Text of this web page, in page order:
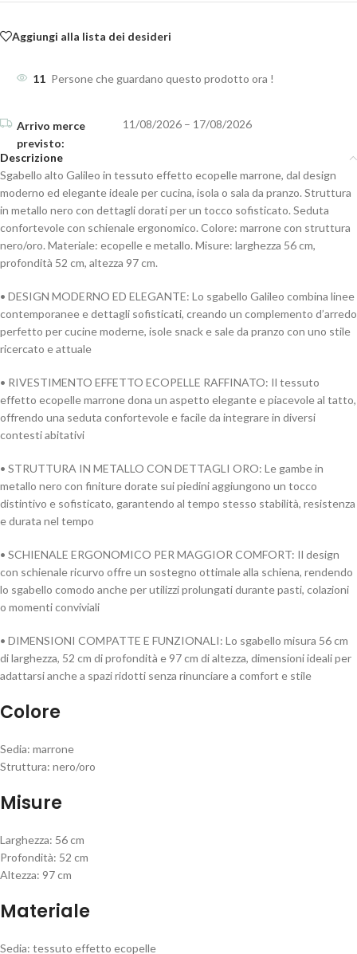
Aggiungi alla lista dei desideri
11 Persone che guardano questo prodotto ora !
11/08/2026 – 17/08/2026
Descrizione
Sgabello alto Galileo in tessuto effetto ecopelle marrone, dal design
moderno ed elegante ideale per cucina, isola o sala da pranzo. Struttura
in metallo nero con dettagli dorati per un tocco sofisticato. Seduta
confortevole con schienale ergonomico. Colore: marrone con struttura
nero/oro. Materiale: ecopelle e metallo. Misure: larghezza 56 cm,
profondità 52 cm, altezza 97 cm.
• DESIGN MODERNO ED ELEGANTE: Lo sgabello Galileo combina linee
contemporanee e dettagli sofisticati, creando un complemento d’arredo
perfetto per cucine moderne, isole snack e sale da pranzo con uno stile
ricercato e attuale
• RIVESTIMENTO EFFETTO ECOPELLE RAFFINATO: Il tessuto
effetto ecopelle marrone dona un aspetto elegante e piacevole al tatto,
offrendo una seduta confortevole e facile da integrare in diversi
contesti abitativi
• STRUTTURA IN METALLO CON DETTAGLI ORO: Le gambe in
metallo nero con finiture dorate sui piedini aggiungono un tocco
distintivo e sofisticato, garantendo al tempo stesso stabilità, resistenza
e durata nel tempo
• SCHIENALE ERGONOMICO PER MAGGIOR COMFORT: Il design
con schienale ricurvo offre un sostegno ottimale alla schiena, rendendo
lo sgabello comodo anche per utilizzi prolungati durante pasti, colazioni
o momenti conviviali
• DIMENSIONI COMPATTE E FUNZIONALI: Lo sgabello misura 56 cm
di larghezza, 52 cm di profondità e 97 cm di altezza, dimensioni ideali per
adattarsi anche a spazi ridotti senza rinunciare a comfort e stile
Colore
Sedia: marrone
Struttura: nero/oro
Misure
Larghezza: 56 cm
Profondità: 52 cm
Altezza: 97 cm
Materiale
Sedia: tessuto effetto ecopelle